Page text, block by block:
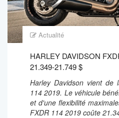
Actualité
HARLEY DAVIDSON
21.349-21.749 $
Harley Davidson vient de
114 2019. Le véhicule
et d'une flexibilité
FXDR 114 2019 coûte